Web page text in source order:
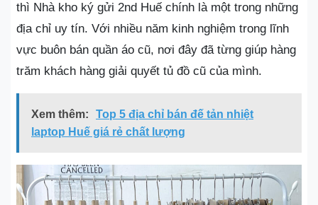
thì Nhà kho ký gửi 2nd Huế chính là một trong những
địa chỉ uy tín. Với nhiều năm kinh nghiệm trong lĩnh
vực buôn bán quần áo cũ, nơi đây đã từng giúp hàng
trăm khách hàng giải quyết tủ đồ cũ của mình.
Xem thêm:
Top 5 địa chỉ bán đế tản nhiệt
laptop Huế giá rẻ chất lượng